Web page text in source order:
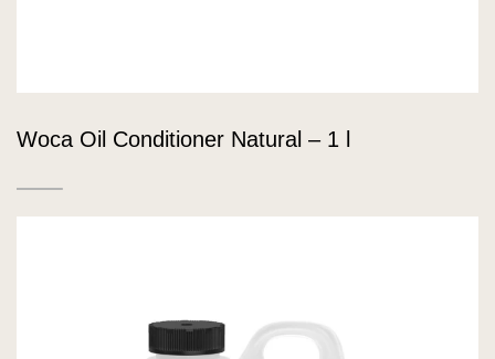
Woca Oil Conditioner Natural – 1 l